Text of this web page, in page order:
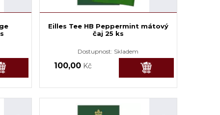
Eilles Tee HB Peppermint mátový
čaj 25 ks
Dostupnost: Skladem
100,00 Kč